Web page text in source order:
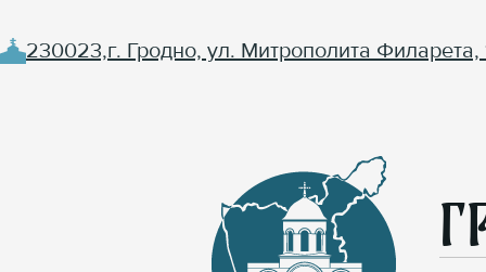
230023,г. Гродно, ул. Митрополита Филарета,